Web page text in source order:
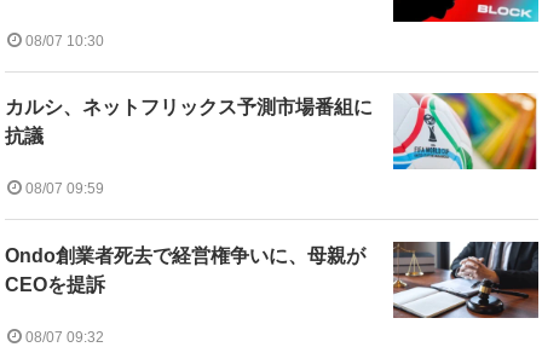
08/07 10:30
カルシ、ネットフリックス予測市場番組に
抗議
08/07 09:59
Ondo創業者死去で経営権争いに、母親が
CEOを提訴
08/07 09:32